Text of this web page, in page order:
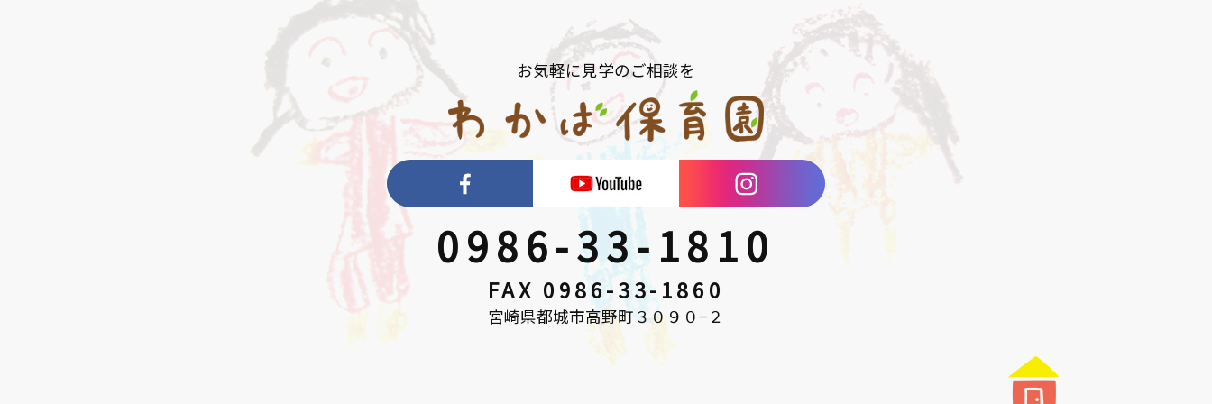
お気軽に見学のご相談を
0986-33-1810
FAX 0986-33-1860
宮崎県都城市高野町３０９０−２